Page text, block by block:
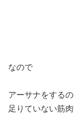
なので
アーサナをする
足りていない筋